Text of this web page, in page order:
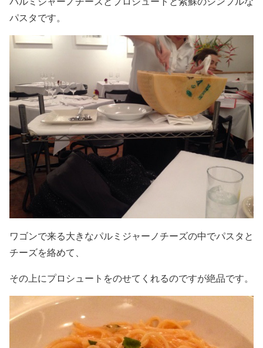
パスタです。
ワゴンで来る大きなパルミジャーノチーズの中でパスタと
チーズを絡めて、
その上にプロシュートをのせてくれるのですが絶品です。